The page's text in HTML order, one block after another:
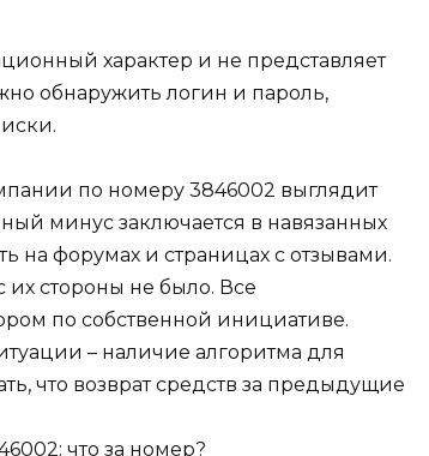
характер и не представляет
обнаружить логин и пароль,
по номеру 3846002 выглядит
минус заключается в навязанных
форумах и страницах с отзывами.
их стороны не было. Все
по собственной инициативе.
– наличие алгоритма для
что возврат средств за предыдущие